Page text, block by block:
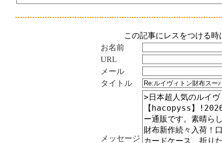
この記事にレスをつける
お名前
URL
メール
タイトル
メッセージ